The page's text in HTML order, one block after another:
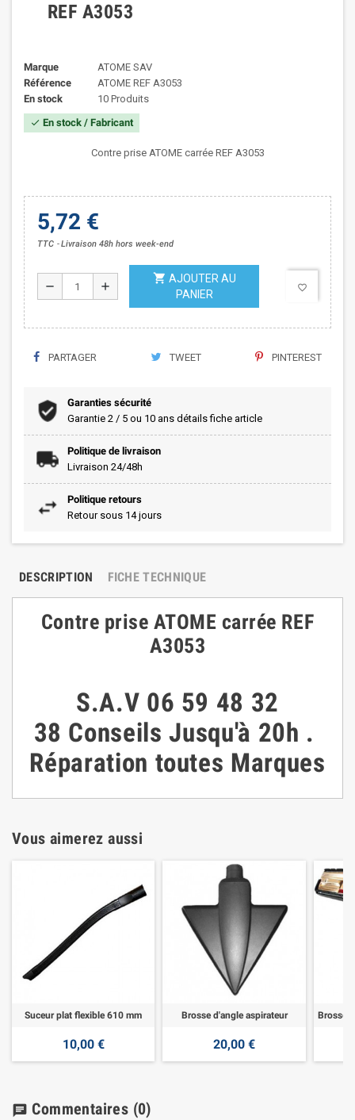
REF A3053
Marque
ATOME SAV
Référence
ATOME REF A3053
En stock
10 Produits
check En stock / Fabricant
Contre prise ATOME carrée REF A3053
5,72 €
TTC Livraison 48h hors week-end
remove add
shopping_cart AJOUTER AU
PANIER
favorite_border
PARTAGER TWEET PINTEREST
Garanties sécurité
Garantie 2 / 5 ou 10 ans détails fiche article
Politique de livraison
Livraison 24/48h
Politique retours
Retour sous 14 jours
DESCRIPTION FICHE TECHNIQUE
Contre prise ATOME carrée REF
A3053
S.A.V 06 59 48 32
38 ConseilsJusqu'à 20h .
Réparation toutes Marques
Vous aimerez aussi
Suceur plat flexible 610 mm
10,00 €
Brosse d'angle aspirateur
20,00 €
chat Commentaires (0)